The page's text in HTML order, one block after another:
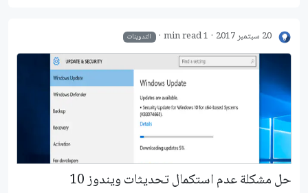
20 سبتمبر 2017 1 min read التدوينات
حل مشكلة عدم استكمال تحديثات ويندوز 10